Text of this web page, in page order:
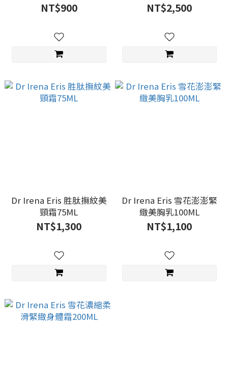
NT$900 NT$2,500
Dr Irena Eris 胜肽撫紋美
頸霜75ML
NT$1,300
Dr Irena Eris 雪花澎澎緊
緻美胸乳100ML
NT$1,100